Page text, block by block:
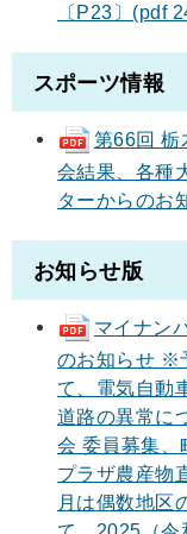
〔P23〕(pdf
スポーツ情報
第66回 栃
会結果、各種
ターからのお
お知らせ版
マイナン
のお知らせ ※
て、電気自動
道路の異常に
会 委員募集、
プラザ農産物
月は偶数地区